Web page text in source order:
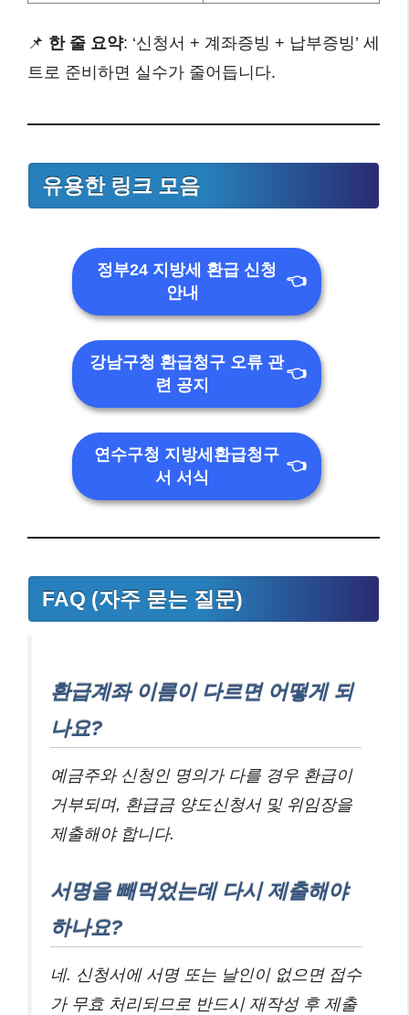
📌 한 줄 요약: ‘신청서 + 계좌증빙 + 납부증빙’ 세
트로 준비하면 실수가 줄어듭니다.
유용한 링크 모음
정부24 지방세 환급 신청
안내
👈
강남구청 환급청구 오류 관
련 공지
👈
연수구청 지방세환급청구
서 서식
👈
FAQ (자주 묻는 질문)
환급계좌 이름이 다르면 어떻게 되
나요?
예금주와 신청인 명의가 다를 경우 환급이
거부되며, 환급금 양도신청서 및 위임장을
제출해야 합니다.
서명을 빼먹었는데 다시 제출해야
하나요?
네. 신청서에 서명 또는 날인이 없으면 접수
가 무효 처리되므로 반드시 재작성 후 제출